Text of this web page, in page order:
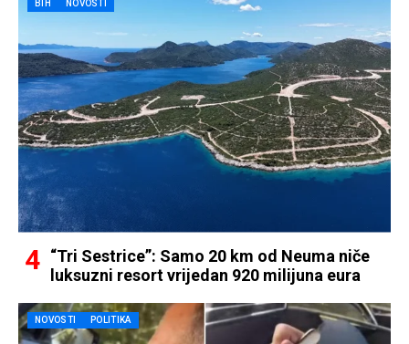
BIH NOVOSTI
“Tri Sestrice”: Samo 20 km od Neuma niče
luksuzni resort vrijedan 920 milijuna eura
NOVOSTI POLITIKA